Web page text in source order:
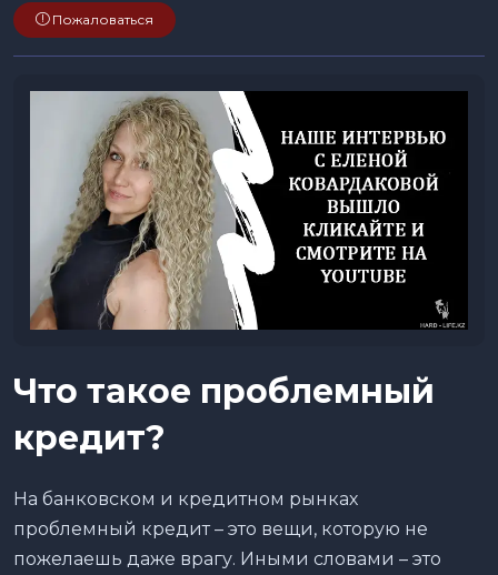
Пожаловаться
Что такое проблемный
кредит?
На банковском и кредитном рынках
проблемный кредит – это вещи, которую не
пожелаешь даже врагу. Иными словами – это